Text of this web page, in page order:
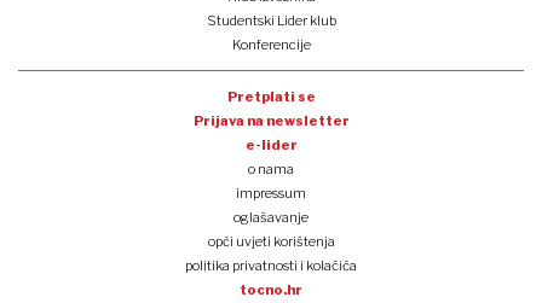
Studentski Lider klub
Konferencije
Pretplati se
Prijava na newsletter
e-lider
o nama
impressum
oglašavanje
opći uvjeti korištenja
politika privatnosti i kolačića
tocno.hr